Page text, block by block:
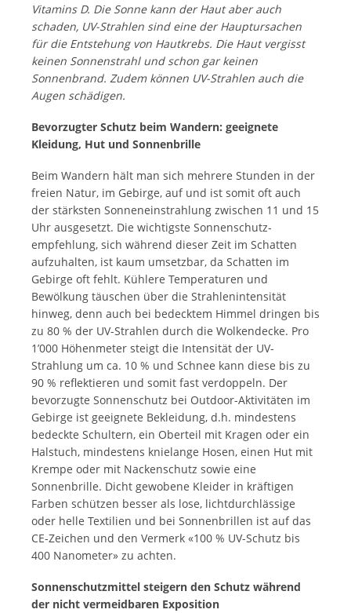
Vitamins D. Die Sonne kann der Haut aber auch
schaden, UV-Strahlen sind eine der Hauptursachen
für die Entstehung von Hautkrebs. Die Haut vergisst
keinen Sonnenstrahl und schon gar keinen
Sonnenbrand. Zudem können UV-Strahlen auch die
Augen schädigen.
Bevorzugter Schutz beim Wandern: geeignete
Kleidung, Hut und Sonnenbrille
Beim Wandern hält man sich mehrere Stunden in der
freien Natur, im Gebirge, auf und ist somit oft auch
der stärksten Sonneneinstrahlung zwischen 11 und 15
Uhr ausgesetzt. Die wichtigste Sonnen­schutz­­
empfehlung, sich während dieser Zeit im Schatten
aufzuhalten, ist kaum umsetzbar, da Schatten im
Gebirge oft fehlt. Kühlere Temperaturen und
Bewölkung täuschen über die Strahlen­intensität
hinweg, denn auch bei bedecktem Himmel dringen bis
zu 80 % der UV-Strahlen durch die Wolken­decke. Pro
1’000 Höhenmeter steigt die Intensität der UV-
Strahlung um ca. 10 % und Schnee kann diese bis zu
90 % reflektieren und somit fast verdoppeln. Der
bevorzugte Sonnen­schutz bei Outdoor-Aktivitäten im
Gebirge ist geeignete Be­kleidung, d.h. mindestens
bedeckte Schultern, ein Oberteil mit Kragen oder ein
Halstuch, mindestens knielange Hosen, einen Hut mit
Krempe oder mit Nackenschutz sowie eine
Sonnenbrille. Dicht gewobene Kleider in kräftigen
Farben schützen besser als lose, licht­durchlässige
oder helle Textilien und bei Sonnenbrillen ist auf das
CE-Zeichen und den Vermerk «100 % UV-Schutz bis
400 Nanometer» zu achten.
Sonnenschutzmittel steigern den Schutz während
der nicht ver­meidbaren Exposition